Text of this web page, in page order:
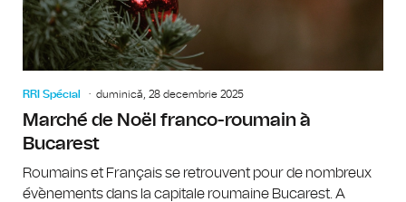
RRI Spécial duminică, 28 decembrie 2025
Marché de Noël franco-roumain à
Bucarest
Roumains et Français se retrouvent pour de nombreux
évènements dans la capitale roumaine Bucarest. A